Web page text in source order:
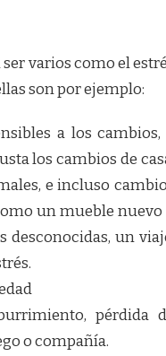
varios como el
son por ejemplo:
a los cambios,
los cambios de
e incluso
un mueble nuevo
desconocidas, un
pérdida
o compañía.